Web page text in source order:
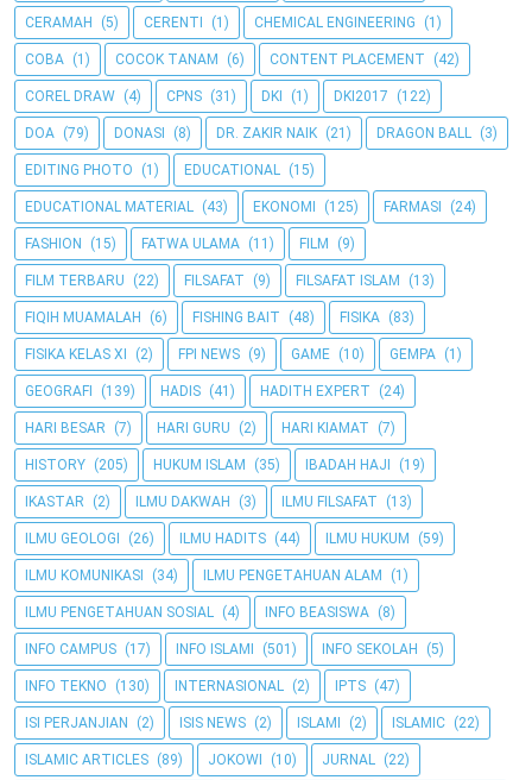
CERAMAH (5) CERENTI (1) CHEMICAL ENGINEERING (1)
COBA (1) COCOK TANAM (6) CONTENT PLACEMENT (42)
COREL DRAW (4) CPNS (31) DKI (1) DKI2017 (122)
DOA (79) DONASI (8) DR. ZAKIR NAIK (21) DRAGON BALL (3)
EDITING PHOTO (1) EDUCATIONAL (15)
EDUCATIONAL MATERIAL (43) EKONOMI (125) FARMASI (24)
FASHION (15) FATWA ULAMA (11) FILM (9)
FILM TERBARU (22) FILSAFAT (9) FILSAFAT ISLAM (13)
FIQIH MUAMALAH (6) FISHING BAIT (48) FISIKA (83)
FISIKA KELAS XI (2) FPI NEWS (9) GAME (10) GEMPA (1)
GEOGRAFI (139) HADIS (41) HADITH EXPERT (24)
HARI BESAR (7) HARI GURU (2) HARI KIAMAT (7)
HISTORY (205) HUKUM ISLAM (35) IBADAH HAJI (19)
IKASTAR (2) ILMU DAKWAH (3) ILMU FILSAFAT (13)
ILMU GEOLOGI (26) ILMU HADITS (44) ILMU HUKUM (59)
ILMU KOMUNIKASI (34) ILMU PENGETAHUAN ALAM (1)
ILMU PENGETAHUAN SOSIAL (4) INFO BEASISWA (8)
INFO CAMPUS (17) INFO ISLAMI (501) INFO SEKOLAH (5)
INFO TEKNO (130) INTERNASIONAL (2) IPTS (47)
ISI PERJANJIAN (2) ISIS NEWS (2) ISLAMI (2) ISLAMIC (22)
ISLAMIC ARTICLES (89) JOKOWI (10) JURNAL (22)